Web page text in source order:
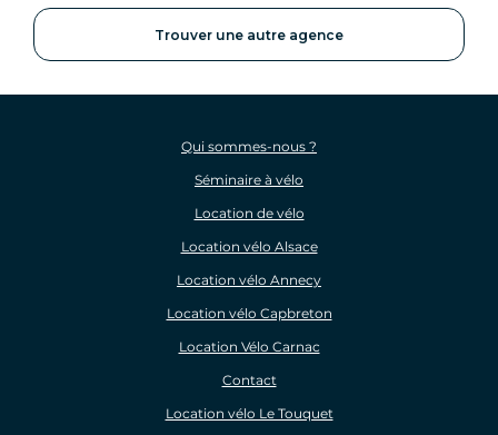
Trouver une autre agence
Qui sommes-nous ?
Séminaire à vélo
Location de vélo
Location vélo Alsace
Location vélo Annecy
Location vélo Capbreton
Location Vélo Carnac
Contact
Location vélo Le Touquet